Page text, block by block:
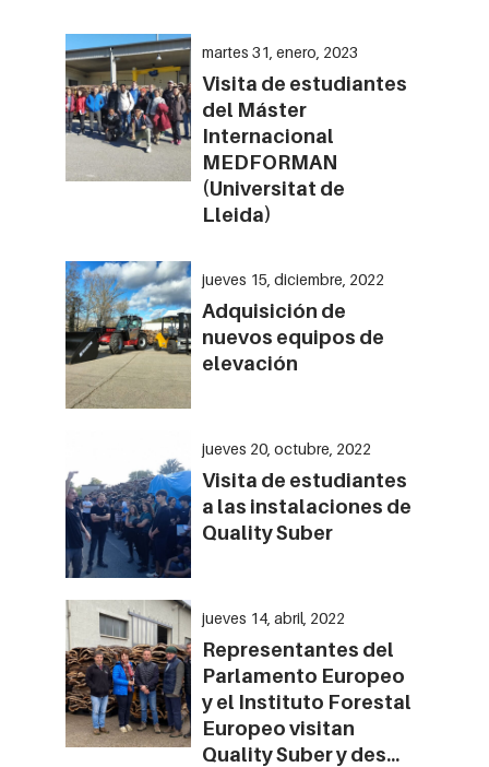
martes 31, enero, 2023
Visita de estudiantes
del Máster
Internacional
MEDFORMAN
(Universitat de
Lleida)
jueves 15, diciembre, 2022
Adquisición de
nuevos equipos de
elevación
jueves 20, octubre, 2022
Visita de estudiantes
a las instalaciones de
Quality Suber
jueves 14, abril, 2022
Representantes del
Parlamento Europeo
y el Instituto Forestal
Europeo visitan
Quality Suber y des...